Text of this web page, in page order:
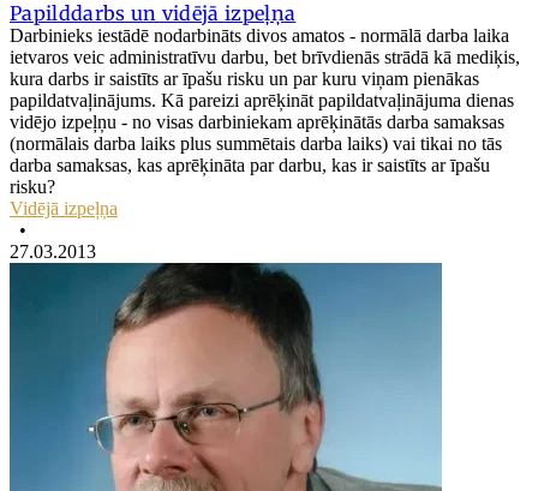
Papilddarbs un vidējā izpeļņa
Darbinieks iestādē nodarbināts divos amatos - normālā darba laika
ietvaros veic administratīvu darbu, bet brīvdienās strādā kā mediķis,
kura darbs ir saistīts ar īpašu risku un par kuru viņam pienākas
papildatvaļinājums. Kā pareizi aprēķināt papildatvaļinājuma dienas
vidējo izpeļņu - no visas darbiniekam aprēķinātās darba samaksas
(normālais darba laiks plus summētais darba laiks) vai tikai no tās
darba samaksas, kas aprēķināta par darbu, kas ir saistīts ar īpašu
risku?
Vidējā izpeļņa
•
27.03.2013